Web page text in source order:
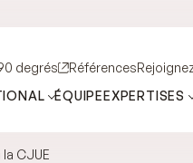
degrés Références
ÉQUIPEEXPERTISES
CJUE